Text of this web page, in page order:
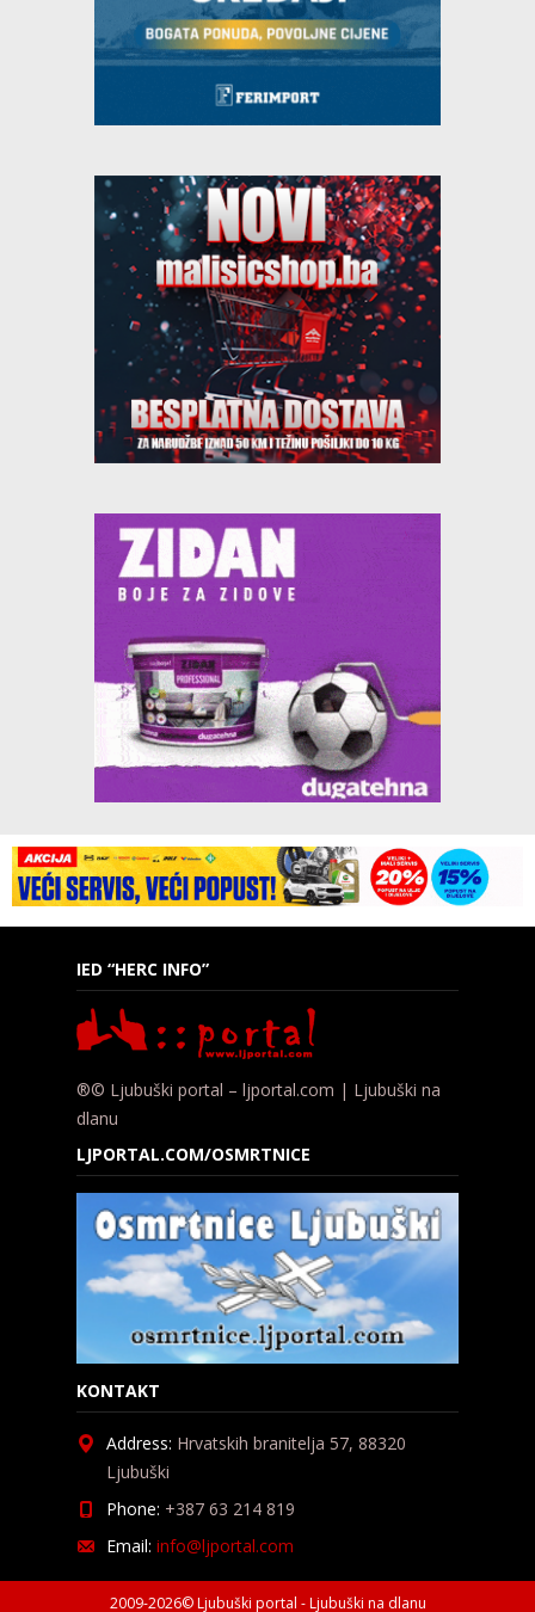
IED “HERC INFO”
®© Ljubuški portal – ljportal.com | Ljubuški na
dlanu
LJPORTAL.COM/OSMRTNICE
KONTAKT
Address: Hrvatskih branitelja 57, 88320
Ljubuški
Phone: +387 63 214 819
Email: info@ljportal.com
2009-2026© Ljubuški portal - Ljubuški na dlanu